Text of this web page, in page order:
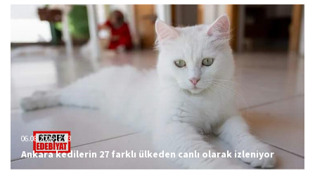
06.08.2026 12:23
Ankara kedilerin 27 farklı ülkeden canlı olarak izleniyor